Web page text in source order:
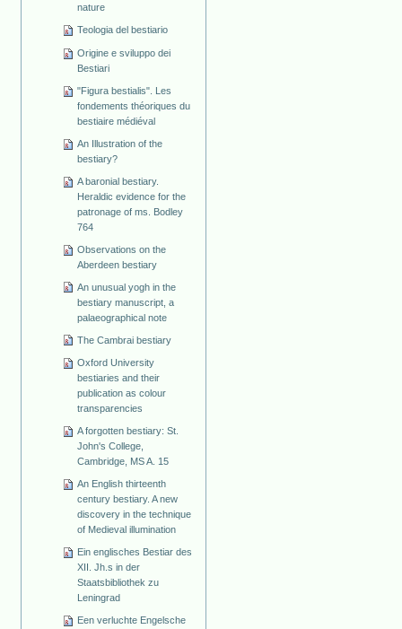
nature
Teologia del bestiario
Origine e sviluppo dei
Bestiari
"Figura bestialis". Les
fondements théoriques du
bestiaire médiéval
An Illustration of the
bestiary?
A baronial bestiary.
Heraldic evidence for the
patronage of ms. Bodley
764
Observations on the
Aberdeen bestiary
An unusual yogh in the
bestiary manuscript, a
palaeographical note
The Cambrai bestiary
Oxford University
bestiaries and their
publication as colour
transparencies
A forgotten bestiary: St.
John's College,
Cambridge, MS A. 15
An English thirteenth
century bestiary. A new
discovery in the technique
of Medieval illumination
Ein englisches Bestiar des
XII. Jh.s in der
Staatsbibliothek zu
Leningrad
Een verluchte Engelsche